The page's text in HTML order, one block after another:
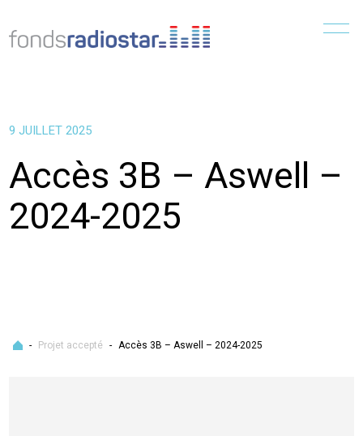
9 JUILLET 2025
Accès 3B – Aswell –
2024-2025
Accueil
- Projet accepté - Accès 3B – Aswell – 2024-2025